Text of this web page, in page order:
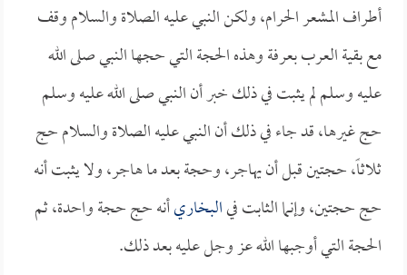
أطراف المشعر الحرام، ولكن النبي عليه الصلاة والسلام وقف
مع بقية العرب بعرفة وهذه الحجة التي حجها النبي صلى الله
عليه وسلم لم يثبت في ذلك خبر أن النبي صلى الله عليه وسلم
حج غيرها، قد جاء في ذلك أن النبي عليه الصلاة والسلام حج
ثلاثاً، حجتين قبل أن يهاجر، وحجة بعد ما هاجر، ولا يثبت أنه
حج حجتين، وإنما الثابت فيالبخاريأنه حج حجة واحدة، ثم
الحجة التي أوجبها الله عز وجل عليه بعد ذلك.